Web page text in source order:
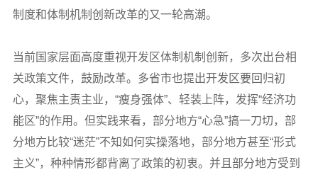
制度和体制机制创新改革的又一轮高潮。
当前国家层面高度重视开发区体制机制创新，多次出台相
关政策文件，鼓励改革。多省市也提出开发区要回归初
心，聚焦主责主业，“瘦身强体”、轻装上阵，发挥“经济功
能区”的作用。但实践来看，部分地方“心急”搞一刀切，部
分地方比较“迷茫”不知如何实操落地，部分地方甚至“形式
主义”，种种情形都背离了政策的初衷。并且部分地方受到